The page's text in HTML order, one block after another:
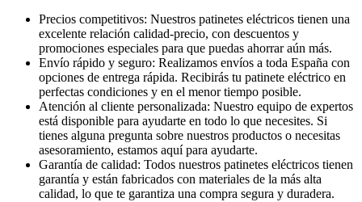
Precios competitivos: Nuestros patinetes eléctricos tienen una
excelente relación calidad-precio, con descuentos y
promociones especiales para que puedas ahorrar aún más.
Envío rápido y seguro: Realizamos envíos a toda España con
opciones de entrega rápida. Recibirás tu patinete eléctrico en
perfectas condiciones y en el menor tiempo posible.
Atención al cliente personalizada: Nuestro equipo de expertos
está disponible para ayudarte en todo lo que necesites. Si
tienes alguna pregunta sobre nuestros productos o necesitas
asesoramiento, estamos aquí para ayudarte.
Garantía de calidad: Todos nuestros patinetes eléctricos tienen
garantía y están fabricados con materiales de la más alta
calidad, lo que te garantiza una compra segura y duradera.